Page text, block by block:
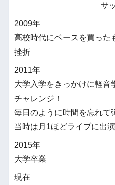
サ
2009年
高校時代にベースを買った
挫折
2011年
大学入学をきっかけに軽音
チャレンジ！
毎日のように時間を忘れて
当時は月1ほどライブに出演
2015年
大学卒業
現在